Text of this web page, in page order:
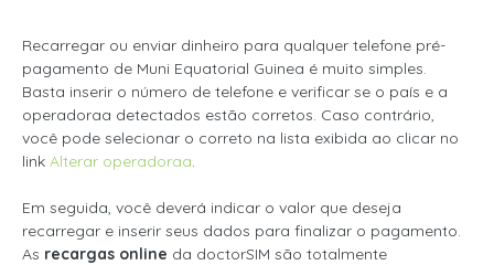
Recarregar ou enviar dinheiro para qualquer telefone pré-
pagamento de Muni Equatorial Guinea é muito simples.
Basta inserir o número de telefone e verificar se o país e a
operadoraa detectados estão corretos. Caso contrário,
você pode selecionar o correto na lista exibida ao clicar no
link Alterar operadoraa.
Em seguida, você deverá indicar o valor que deseja
recarregar e inserir seus dados para finalizar o pagamento.
As recargas online da doctorSIM são totalmente